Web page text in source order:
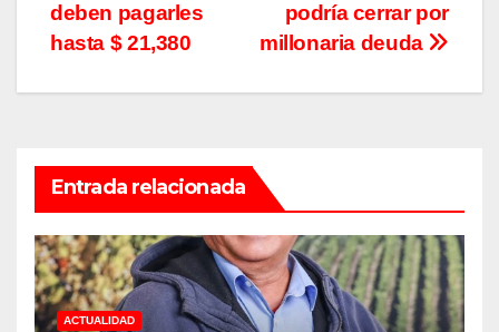
podría cerrar por
millonaria deuda
deben pagarles
hasta $ 21,380
Entrada relacionada
ACTUALIDAD